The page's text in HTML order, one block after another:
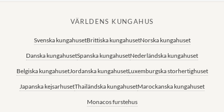
VÄRLDENS KUNGAHUS
Svenska kungahusetBrittiska kungahusetNorska kungahuset
Danska kungahusetSpanska kungahusetNederländska kungahuset
Belgiska kungahusetJordanska kungahusetLuxemburgska storhertighuset
Japanska kejsarhusetThailändska kungahusetMarockanska kungahuset
Monacos furstehus